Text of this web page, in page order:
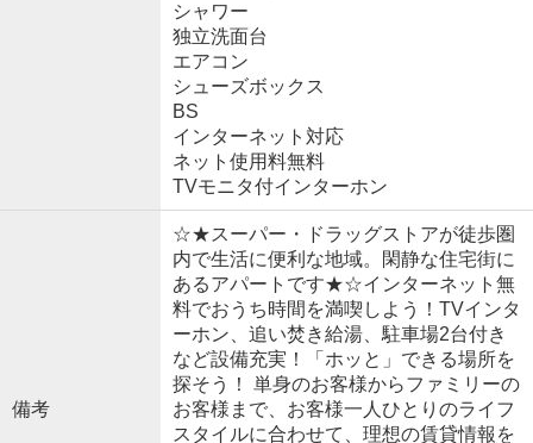
シャワー
独立洗面台
エアコン
シューズボックス
BS
インターネット対応
ネット使用料無料
TVモニタ付インターホン
備考
☆★スーパー・ドラッグストアが徒歩圏
内で生活に便利な地域。閑静な住宅街に
あるアパートです★☆インターネット無
料でおうち時間を満喫しよう！TVインタ
ーホン、追い焚き給湯、駐車場2台付き
など設備充実！「ホッと」できる場所を
探そう！ 単身のお客様からファミリーの
お客様まで、お客様一人ひとりのライフ
スタイルに合わせて、理想の賃貸情報を